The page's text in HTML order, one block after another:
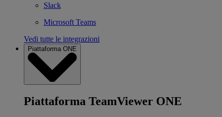
Slack
Microsoft Teams
Vedi tutte le integrazioni
Piattaforma ONE
Piattaforma TeamViewer ONE